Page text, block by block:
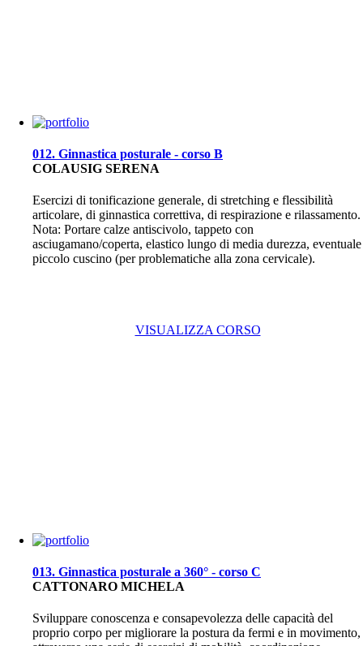
012. Ginnastica posturale - corso B
COLAUSIG SERENA
Esercizi di tonificazione generale, di stretching e flessibilità
articolare, di ginnastica correttiva, di respirazione e rilassamento.
Nota: Portare calze antiscivolo, tappeto con
asciugamano/coperta, elastico lungo di media durezza, eventuale
piccolo cuscino (per problematiche alla zona cervicale).
VISUALIZZA CORSO
013. Ginnastica posturale a 360° - corso C
CATTONARO MICHELA
Sviluppare conoscenza e consapevolezza delle capacità del
proprio corpo per migliorare la postura da fermi e in movimento,